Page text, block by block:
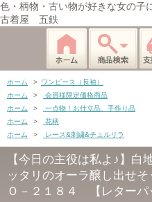
色・柄物・古い物が好きな女の子
古着屋 五鉄
ホーム > ワンピース（長袖）
ホーム
>
会員様限定価格商品
ホーム
>
一点物！お仕立品、手作り品
ホーム
>
花柄
ホーム
> レース&刺繍&チュルリラ
【今日の主役は私よ♪】白
ッタリのオーラ醸し出せ
Ｏ－２１８４ 【レターパ